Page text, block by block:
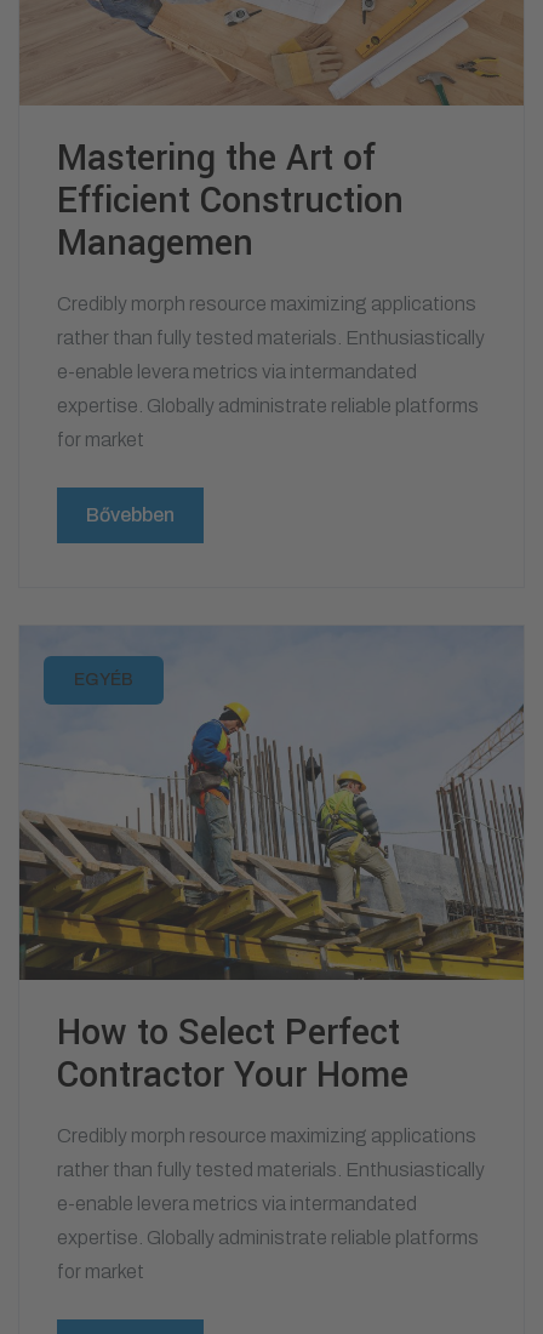
Mastering the Art of
Efficient Construction
Managemen
Credibly morph resource maximizing applications
rather than fully tested materials. Enthusiastically
e-enable levera metrics via intermandated
expertise. Globally administrate reliable platforms
for market
Bővebben
EGYÉB
How to Select Perfect
Contractor Your Home
Credibly morph resource maximizing applications
rather than fully tested materials. Enthusiastically
e-enable levera metrics via intermandated
expertise. Globally administrate reliable platforms
for market